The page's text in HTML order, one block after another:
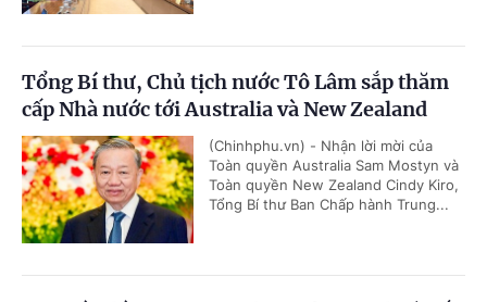
Tổng Bí thư, Chủ tịch nước Tô Lâm sắp thăm
cấp Nhà nước tới Australia và New Zealand
(Chinhphu.vn) - Nhận lời mời của
Toàn quyền Australia Sam Mostyn và
Toàn quyền New Zealand Cindy Kiro,
Tổng Bí thư Ban Chấp hành Trung...